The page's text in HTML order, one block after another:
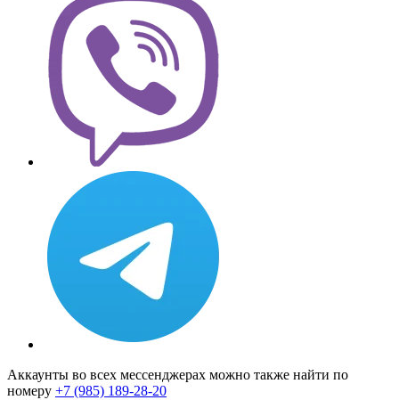
Аккаунты во всех мессенджерах можно также найти по
номеру +7 (985) 189-28-20